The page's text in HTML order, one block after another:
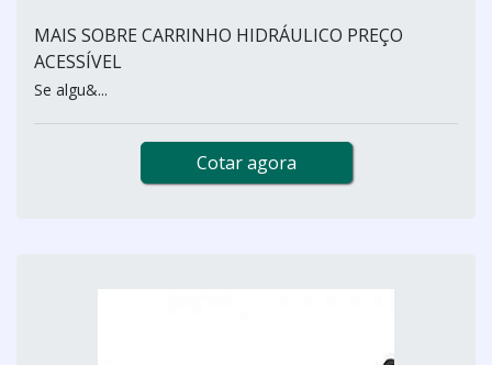
MAIS SOBRE CARRINHO HIDRÁULICO PREÇO
ACESSÍVEL
Se algu&...
Cotar agora